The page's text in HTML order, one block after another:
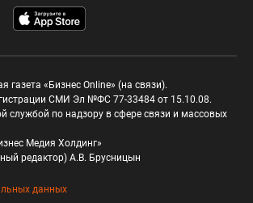
газета «Бизнес Online» (на связи).
СМИ Эл №ФС 77-33484 от 15.10.08.
службой по надзору в сфере связи и массовых
Медия Холдинг»
редактор) А.В. Брусницын
данных